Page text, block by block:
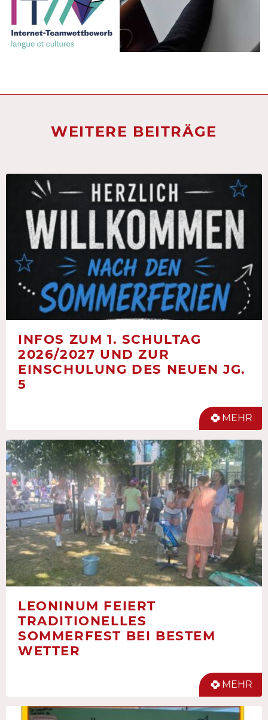
WEITERE BEITRÄGE
INFOS ZUM 1. SCHULTAG
2026/2027 UND ZUR
EINSCHULUNG DES NEUEN JG.
5
MEHR
LEONINUM FEIERT
TRADITIONELLES
SOMMERFEST BEI BESTEM
WETTER
MEHR